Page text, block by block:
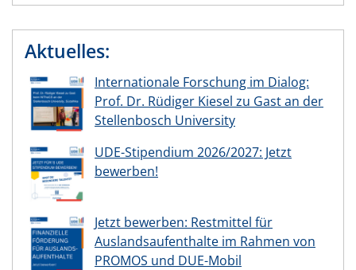
Aktuelles:
Internationale Forschung im Dialog:
Prof. Dr. Rüdiger Kiesel zu Gast an der
Stellenbosch University
UDE-Stipendium 2026/2027: Jetzt
bewerben!
Jetzt bewerben: Restmittel für
Auslandsaufenthalte im Rahmen von
PROMOS und DUE-Mobil